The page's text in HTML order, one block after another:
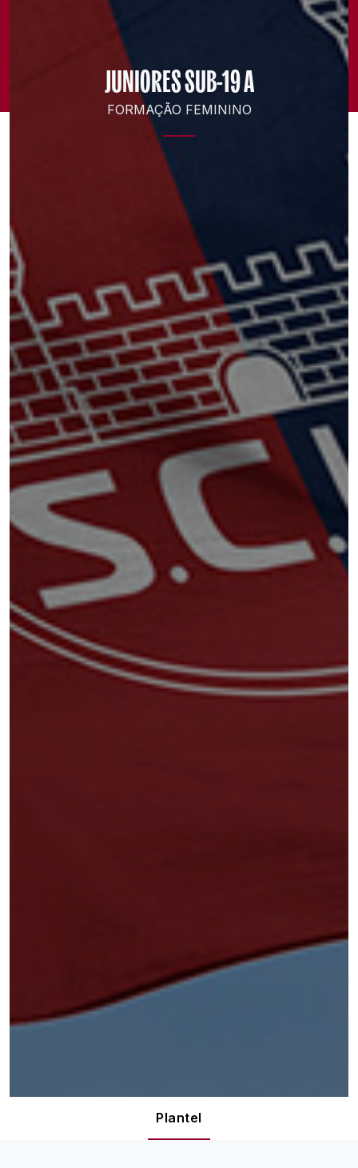
JUNIORES SUB-19 A
FORMAÇÃO FEMININO
Plantel